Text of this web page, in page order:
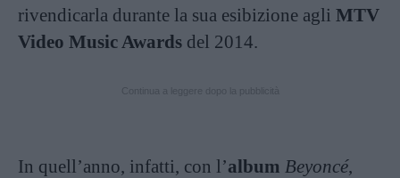
rivendicarla durante la sua esibizione agli MTV
Video Music Awards del 2014.
In quell’anno, infatti, con l’album Beyoncé,